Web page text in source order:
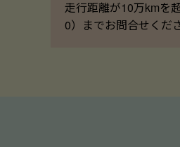
走行距離が10万kmを
0）までお問合せくだ